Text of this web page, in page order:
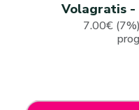
Volagratis -
7.00€